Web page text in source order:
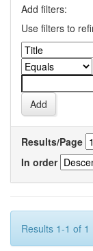
Add filters:
Use filters to
Results/Page
In order
Results 1-1 of